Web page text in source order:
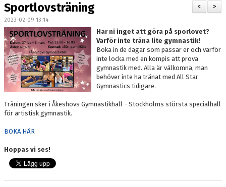
VÅRA TRÄNARE
FÖRENINGSKLÄDER
DOKUMENT
BOKNING
FRITIDSKORTET
VÅRA GULDSTÖDMEDLEMMAR
>
<
Sportlovsträning
2023-02-09 13:14
Har ni inget att göra på sporlovet?
Varför inte träna lite gymnastik!
Boka in de dagar som passar er och varför
inte locka med en kompis att prova
gymnastik med. Alla är välkomna, man
behöver inte ha tränat med All Star
Gymnastics tidigare.
Träningen sker i Åkeshovs Gymnastikhall - Stockholms största specialhall
för artistisk gymnastik.
BOKA HÄR
Hoppas vi ses!